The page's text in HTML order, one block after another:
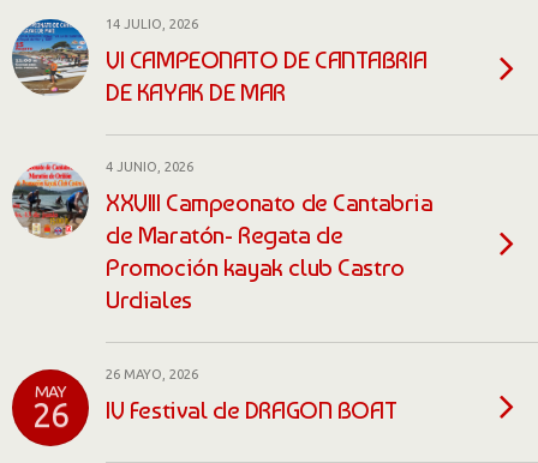
14 JULIO, 2026
VI CAMPEONATO DE CANTABRIA
DE KAYAK DE MAR
4 JUNIO, 2026
XXVIII Campeonato de Cantabria
de Maratón- Regata de
Promoción kayak club Castro
Urdiales
MAY
26
26 MAYO, 2026
IV Festival de DRAGON BOAT